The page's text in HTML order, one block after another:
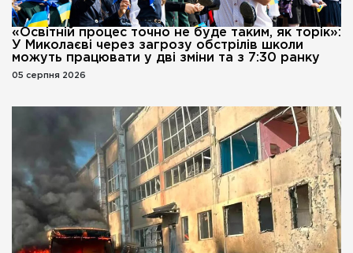
«Освітній процес точно не буде таким, як торік»:
У Миколаєві через загрозу обстрілів школи
можуть працювати у дві зміни та з 7:30 ранку
05 серпня 2026